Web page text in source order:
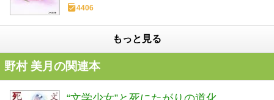
4406
もっと見る
野村 美月の関連本